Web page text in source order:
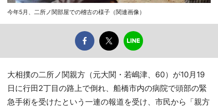
今年5月、二所ノ関部屋での稽古の様子（関連画像）
大相撲の二所ノ関親方（元大関・若嶋津、60）が10月19
日に行田2丁目の路上で倒れ、船橋市内の病院で頭部の緊
急手術を受けたという一連の報道を受け、市民から「親方